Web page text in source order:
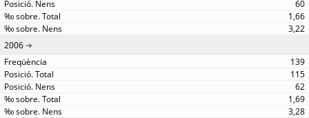
60
1,66
3,22
2006
139
115
62
1,69
3,28